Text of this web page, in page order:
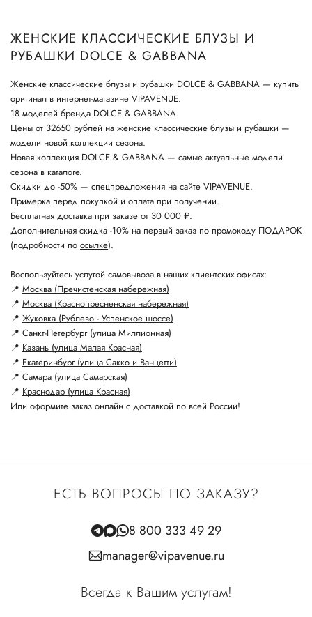
ЖЕНСКИЕ КЛАССИЧЕСКИЕ БЛУЗЫ И
РУБАШКИ DOLCE & GABBANA
Женские классические блузы и рубашки DOLCE & GABBANA — купить
оригинал в интернет-магазине VIPAVENUE.
18 моделей бренда DOLCE & GABBANA.
Цены от 32650 рублей на женские классические блузы и рубашки —
модели новой коллекции сезона.
Новая коллекция DOLCE & GABBANA — самые актуальные модели
сезона в каталоге.
Скидки до -50% — спецпредложения на сайте VIPAVENUE.
Примерка перед покупкой и оплата при получении.
Бесплатная доставка при заказе от 30 000 ₽.
Дополнительная скидка -10% на первый заказ по промокоду ПОДАРОК
(подробности по ссылке).
Воспользуйтесь услугой самовывоза в наших клиентских офисах:
📍 Москва (Пречистенская набережная)
📍 Москва (Краснопресненская набережная)
📍 Жуковка (Рублево - Успенское шоссе)
📍 Санкт-Петербург (улица Миллионная)
📍 Казань (улица Малая Красная)
📍 Екатеринбург (улица Сакко и Ванцетти)
📍 Самара (улица Самарская)
📍 Краснодар (улица Красная)
Или оформите заказ онлайн с доставкой по всей России!
ЕСТЬ ВОПРОСЫ ПО ЗАКАЗУ?
8 800 333 49 29
manager@vipavenue.ru
Всегда к Вашим услугам!